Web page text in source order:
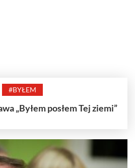
#BYŁEM
„Byłem posłem Tej ziemi”